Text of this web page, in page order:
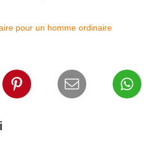
pour un homme ordinaire